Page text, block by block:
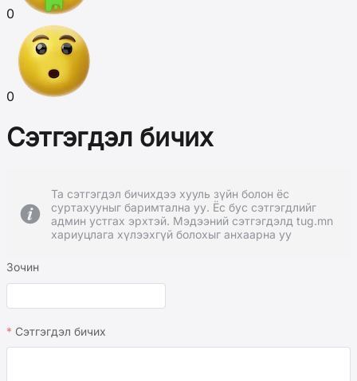
0
0
Сэтгэгдэл бичих
Та сэтгэгдэл бичихдээ хууль зүйн болон ёс
суртахууныг баримтална уу. Ёс бус сэтгэгдлийг
админ устгах эрхтэй. Мэдээний сэтгэгдэлд tug.mn
хариуцлага хүлээхгүй болохыг анхаарна уу
Зочин
Сэтгэгдэл бичих